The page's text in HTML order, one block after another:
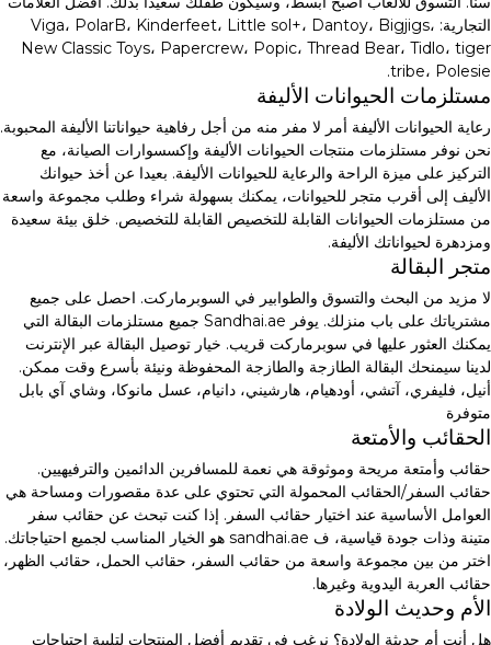
التجارية: Viga، PolarB، Kinderfeet، Little sol+، Dantoy، Bigjigs،
New Classic Toys، Papercrew، Popic، Thread Bear، Tidlo، tiger
tribe، Polesie.
مستلزمات الحيوانات الأليفة
رعاية الحيوانات الأليفة أمر لا مفر منه من أجل رفاهية حيواناتنا الأليفة المحبوبة.
نحن نوفر مستلزمات منتجات الحيوانات الأليفة وإكسسوارات الصيانة، مع
التركيز على ميزة الراحة والرعاية للحيوانات الأليفة. بعيدا عن أخذ حيوانك
الأليف إلى أقرب متجر للحيوانات، يمكنك بسهولة شراء وطلب مجموعة واسعة
من مستلزمات الحيوانات القابلة للتخصيص القابلة للتخصيص. خلق بيئة سعيدة
ومزدهرة لحيواناتك الأليفة.
متجر البقالة
لا مزيد من البحث والتسوق والطوابير في السوبرماركت. احصل على جميع
مشترياتك على باب منزلك. يوفر Sandhai.ae جميع مستلزمات البقالة التي
يمكنك العثور عليها في سوبرماركت قريب. خيار توصيل البقالة عبر الإنترنت
لدينا سيمنحك البقالة الطازجة والطازجة المحفوظة ونيئة بأسرع وقت ممكن.
أنيل، فليفري، آتشي، أودهيام، هارشيني، دانيام، عسل مانوكا، وشاي آي بابل
متوفرة
الحقائب والأمتعة
حقائب وأمتعة مريحة وموثوقة هي نعمة للمسافرين الدائمين والترفيهيين.
حقائب السفر/الحقائب المحمولة التي تحتوي على عدة مقصورات ومساحة هي
العوامل الأساسية عند اختيار حقائب السفر. إذا كنت تبحث عن حقائب سفر
متينة وذات جودة قياسية، ف sandhai.ae هو الخيار المناسب لجميع احتياجاتك.
اختر من بين مجموعة واسعة من حقائب السفر، حقائب الحمل، حقائب الظهر،
حقائب العربة اليدوية وغيرها.
الأم وحديث الولادة
هل أنت أم حديثة الولادة؟ نرغب في تقديم أفضل المنتجات لتلبية احتياجات